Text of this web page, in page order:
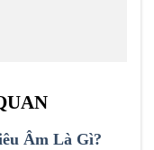
Âm Là Gì?